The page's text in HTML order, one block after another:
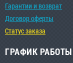
Гарантии и возврат
Договор оферты
Статус заказа
ГРАФИК РАБОТЫ